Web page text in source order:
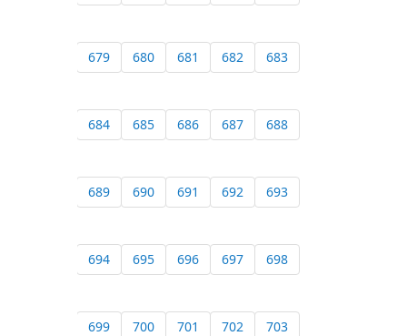
679 680 681 682 683
684 685 686 687 688
689 690 691 692 693
694 695 696 697 698
699 700 701 702 703